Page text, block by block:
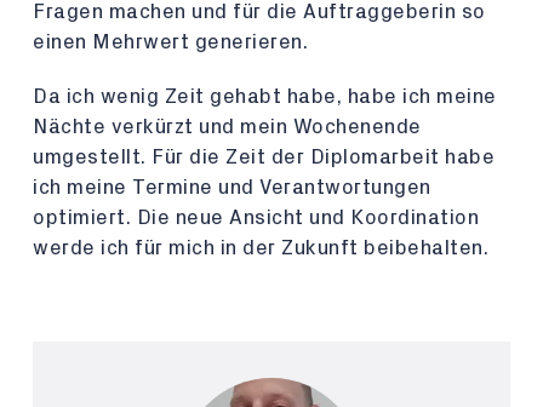
Fragen machen und für die Auftraggeberin so
einen Mehrwert generieren.
Da ich wenig Zeit gehabt habe, habe ich meine
Nächte verkürzt und mein Wochenende
umgestellt. Für die Zeit der Diplomarbeit habe
ich meine Termine und Verantwortungen
optimiert. Die neue Ansicht und Koordination
werde ich für mich in der Zukunft beibehalten.